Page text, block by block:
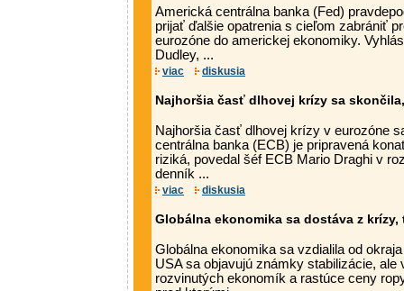
Americká centrálna banka (Fed)
prijať ďalšie opatrenia s cieľom zabrániť
eurozóne do americkej ekonomiky.
Dudley, ...
viac diskusia
Najhoršia časť dlhovej krízy sa
Najhoršia časť dlhovej krízy v eurozóne
centrálna banka (ECB) je pripravená
riziká, povedal šéf ECB Mario Draghi v
denník ...
viac diskusia
Globálna ekonomika sa dostáva z krízy,
Globálna ekonomika sa vzdialila od
USA sa objavujú známky stabilizácie,
rozvinutých ekonomík a rastúce ceny